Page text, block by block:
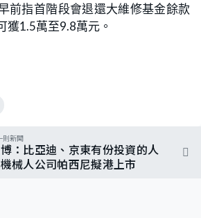
前指首階段會退還大維修基金餘款
獲1.5萬至9.8萬元。
則新聞
：比亞迪、京東有份投資的人
械人公司帕西尼擬港上市